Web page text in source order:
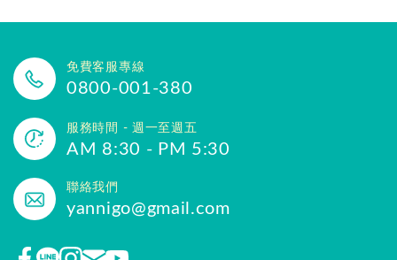
免費客服專線
0800-001-380
服務時間 - 週一至週五
AM 8:30 - PM 5:30
聯絡我們
yannigo@gmail.com